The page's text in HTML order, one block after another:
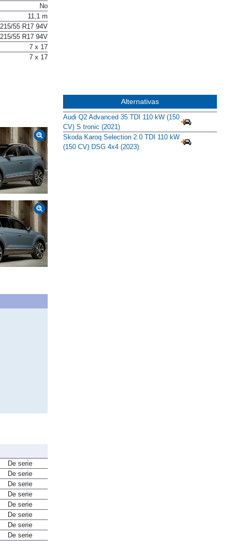
No
11,1 m
215/55 R17 94V
215/55 R17 94V
7 x 17
7 x 17
De serie
De serie
De serie
De serie
De serie
De serie
De serie
De serie
Alternativas
Audi Q2 Advanced 35 TDI 110 kW (150
CV) S tronic (2021)
Skoda Karoq Selection 2.0 TDI 110 kW
(150 CV) DSG 4x4 (2023)